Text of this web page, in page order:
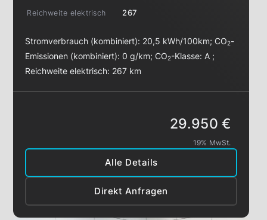
Reichweite elektrisch
267
Stromverbrauch (kombiniert): 20,5 kWh/100km;CO2-
Emissionen (kombiniert):0 g/km;CO2-Klasse: A ;
Reichweite elektrisch: 267 km
Alle Details
Direkt Anfragen
29.950 €
19% MwSt.